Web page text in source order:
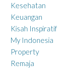
Kesehatan
Keuangan
Kisah Inspiratif
My Indonesia
Property
Remaja